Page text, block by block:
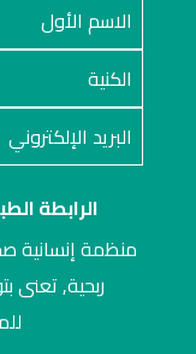
الرابطة
منظمة إنسانية
ربحية, تعنى